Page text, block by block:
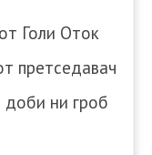
Голи Оток
претседавач
ни гроб